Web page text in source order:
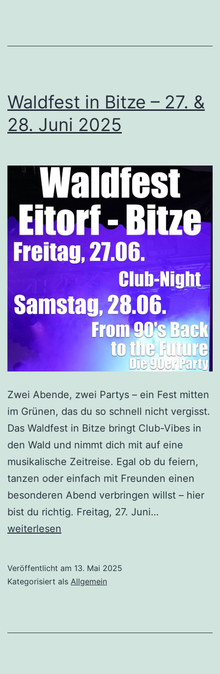
Waldfest in Bitze – 27. &
28. Juni 2025
Zwei Abende, zwei Partys – ein Fest mitten
im Grünen, das du so schnell nicht vergisst.
Das Waldfest in Bitze bringt Club-Vibes in
den Wald und nimmt dich mit auf eine
musikalische Zeitreise. Egal ob du feiern,
tanzen oder einfach mit Freunden einen
besonderen Abend verbringen willst – hier
bist du richtig. Freitag, 27. Juni…
weiterlesen
Veröffentlicht am 13. Mai 2025
Kategorisiert als Allgemein